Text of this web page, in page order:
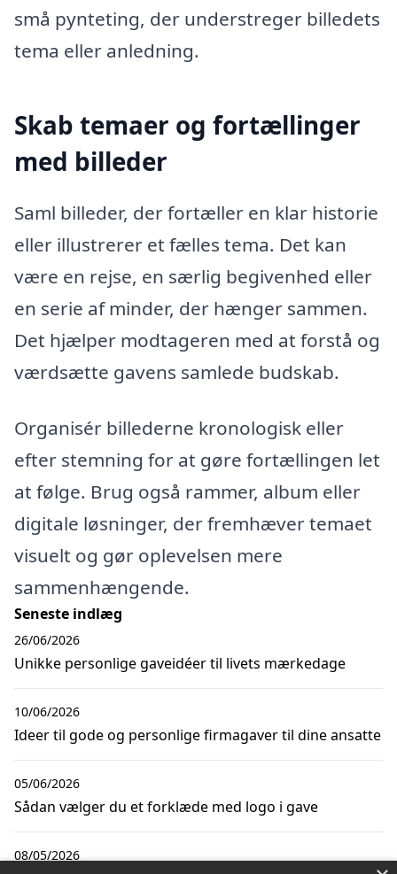
små pynteting, der understreger billedets
tema eller anledning.
Skab temaer og fortællinger
med billeder
Saml billeder, der fortæller en klar historie
eller illustrerer et fælles tema. Det kan
være en rejse, en særlig begivenhed eller
en serie af minder, der hænger sammen.
Det hjælper modtageren med at forstå og
værdsætte gavens samlede budskab.
Organisér billederne kronologisk eller
efter stemning for at gøre fortællingen let
at følge. Brug også rammer, album eller
digitale løsninger, der fremhæver temaet
visuelt og gør oplevelsen mere
sammenhængende.
Seneste indlæg
Unikke personlige gaveidéer til livets mærkedage
26/06/2026
Ideer til gode og personlige firmagaver til dine ansatte
10/06/2026
Sådan vælger du et forklæde med logo i gave
05/06/2026
08/05/2026